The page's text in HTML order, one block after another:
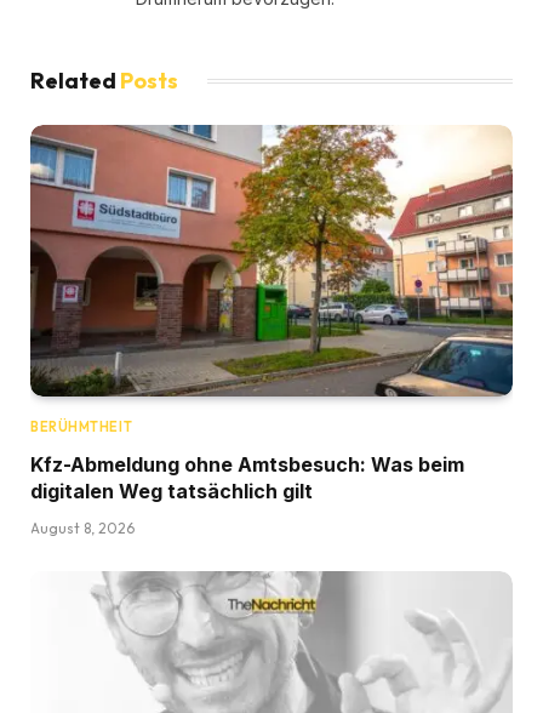
Related Posts
BERÜHMTHEIT
Kfz-Abmeldung ohne Amtsbesuch: Was beim
digitalen Weg tatsächlich gilt
August 8, 2026